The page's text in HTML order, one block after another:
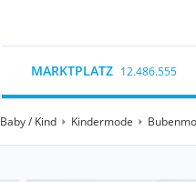
MARKTPLATZ 12.486.555
Baby / Kind Kindermode